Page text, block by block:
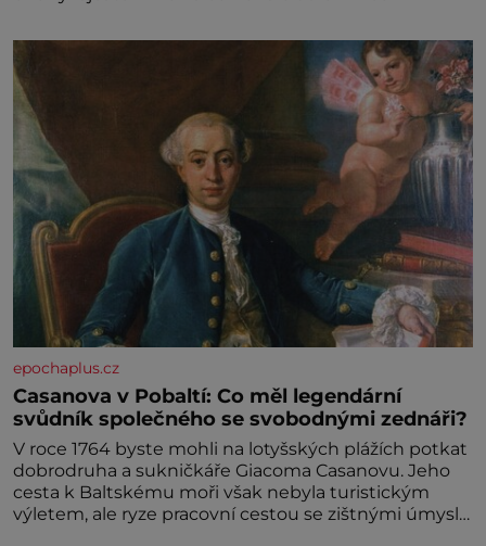
epochaplus.cz
Casanova v Pobaltí: Co měl legendární
svůdník společného se svobodnými zednáři?
V roce 1764 byste mohli na lotyšských plážích potkat
dobrodruha a sukničkáře Giacoma Casanovu. Jeho
cesta k Baltskému moři však nebyla turistickým
výletem, ale ryze pracovní cestou se zištnými úmysly.